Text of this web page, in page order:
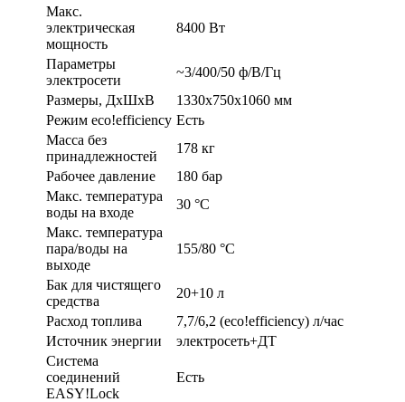
Макс.
электрическая
мощность
8400 Вт
Параметры
электросети
~3/400/50 ф/В/Гц
Размеры, ДхШхВ
1330х750х1060 мм
Режим eco!efficiency Есть
Масса без
принадлежностей
178 кг
Рабочее давление
180 бар
Макс. температура
воды на входе
30 °С
Макс. температура
пара/воды на
выходе
155/80 °С
Бак для чистящего
средства
20+10 л
Расход топлива
7,7/6,2 (eco!efficiency) л/час
Источник энергии
электросеть+ДТ
Система
соединений
EASY!Lock
Есть